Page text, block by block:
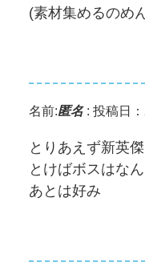
(素材集めるのめ
名前:匿名: 投稿日
とりあえず新英
とけばボスはな
あとは好み